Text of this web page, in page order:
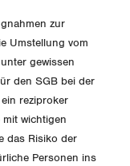
zur
Umstellung vom
gewissen
den SGB bei der
reziproker
wichtigen
das Risiko der
Personen ins